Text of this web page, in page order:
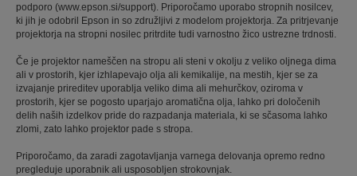
podporo (www.epson.si/support). Priporočamo uporabo stropnih nosilcev,
ki jih je odobril Epson in so združljivi z modelom projektorja. Za pritrjevanje
projektorja na stropni nosilec pritrdite tudi varnostno žico ustrezne trdnosti.
Če je projektor nameščen na stropu ali steni v okolju z veliko oljnega dima
ali v prostorih, kjer izhlapevajo olja ali kemikalije, na mestih, kjer se za
izvajanje prireditev uporablja veliko dima ali mehurčkov, oziroma v
prostorih, kjer se pogosto uparjajo aromatična olja, lahko pri določenih
delih naših izdelkov pride do razpadanja materiala, ki se sčasoma lahko
zlomi, zato lahko projektor pade s stropa.
Priporočamo, da zaradi zagotavljanja varnega delovanja opremo redno
pregleduje uporabnik ali usposobljen strokovnjak.